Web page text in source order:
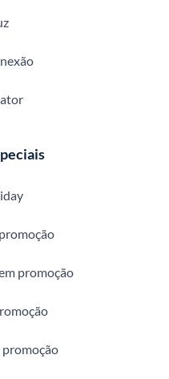
promoção
promoção